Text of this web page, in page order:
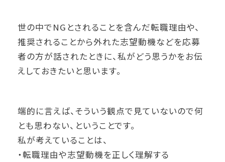
世の中でNGとされることを含んだ転職理由や、
推奨されることから外れた志望動機などを応募
者の方が話されたときに、私がどう思うかをお伝
えしておきたいと思います。
端的に言えば、そういう観点で見ていないので何
とも思わない、ということです。
私が考えていることは、
・転職理由や志望動機を正しく理解する